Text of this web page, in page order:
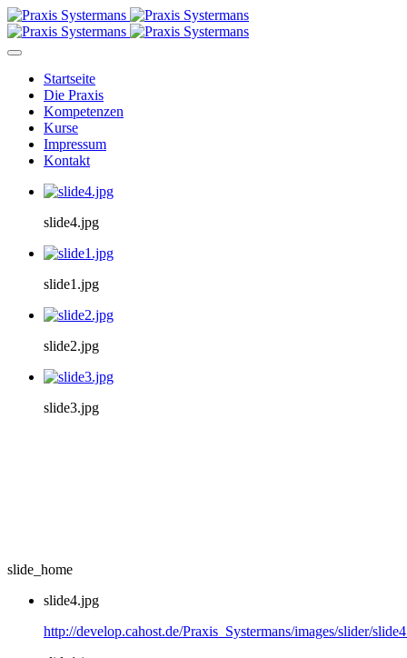
Startseite
Die Praxis
Kompetenzen
Kurse
Impressum
Kontakt
slide4.jpg
slide1.jpg
slide2.jpg
slide3.jpg
slide_home
slide4.jpg
http://develop.cahost.de/Praxis_Systermans/images/slider/